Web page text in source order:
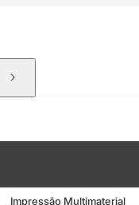
Impressão Multimaterial